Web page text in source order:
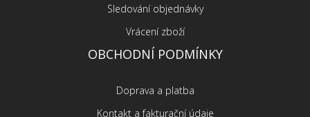
Sledování objednávky
Vrácení zboží
OBCHODNÍ PODMÍNKY
Doprava a platba
Kontakt a fakturační údaje